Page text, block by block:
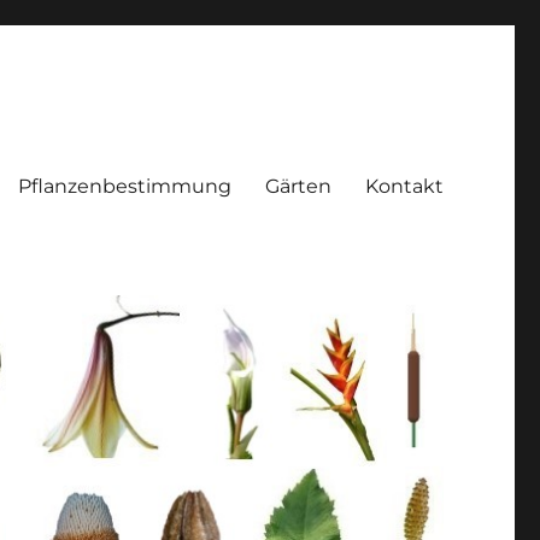
Pflanzenbestimmung Gärten Kontakt